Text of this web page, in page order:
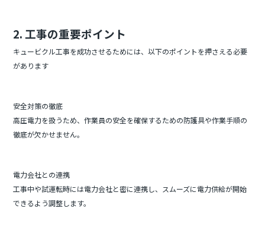
2. 工事の重要ポイント
キュービクル工事を成功させるためには、以下のポイントを押さえる必要
があります
安全対策の徹底
高圧電力を扱うため、作業員の安全を確保するための防護具や作業手順の
徹底が欠かせません。
電力会社との連携
工事中や試運転時には電力会社と密に連携し、スムーズに電力供給が開始
できるよう調整します。